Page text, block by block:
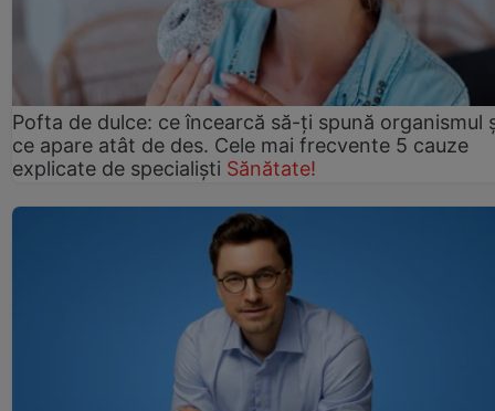
Pofta de dulce: ce încearcă să-ți spună organismul
ce apare atât de des. Cele mai frecvente 5 cauze
explicate de specialiști Sănătate!